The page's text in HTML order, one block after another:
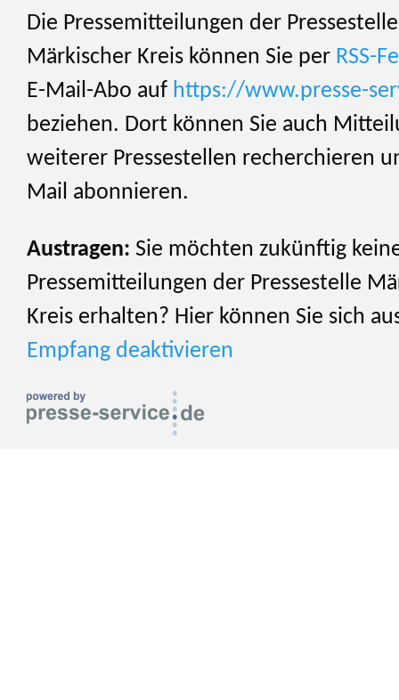
Die Pressemitteilungen der Pressestelle
Märkischer Kreis können Sie per RSS-
E-Mail-Abo auf https://www.presse-
beziehen. Dort können Sie auch
weiterer Pressestellen recherchieren
Mail abonnieren.
Austragen: Sie möchten zukünftig
Pressemitteilungen der Pressestelle
Kreis erhalten? Hier können Sie sich
Empfang deaktivieren